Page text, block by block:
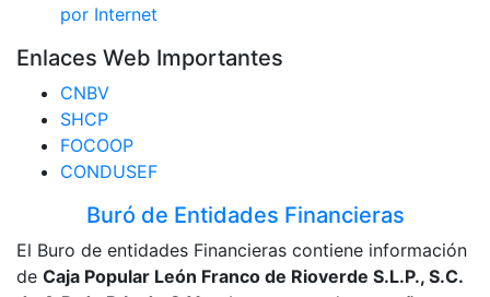
por Internet
Enlaces Web Importantes
CNBV
SHCP
FOCOOP
CONDUSEF
Buró de Entidades Financieras
El Buro de entidades Financieras contiene información
de Caja Popular León Franco de Rioverde S.L.P., S.C.